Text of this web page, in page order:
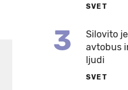
SVET
3
Silovito
avtobus
ljudi
SVET